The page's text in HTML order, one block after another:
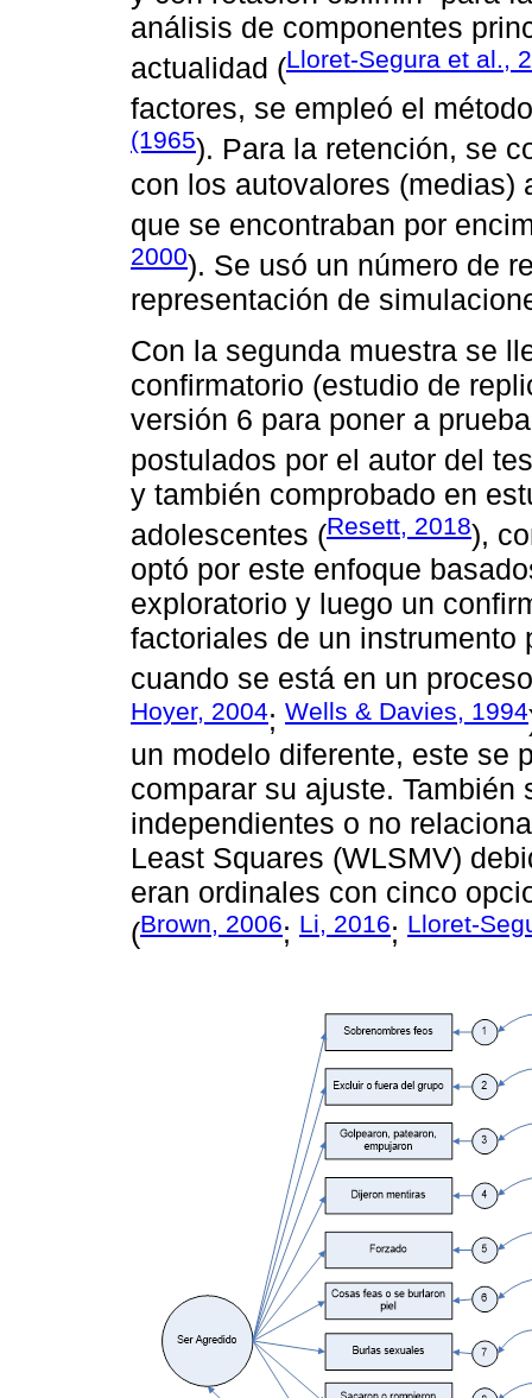
análisis de componentes
actualidad (Lloret-Segura et al.,
factores, se empleó el
(1965). Para la retención, se
con los autovalores (medias)
que se encontraban por
2000). Se usó un número de
representación de
Con la segunda muestra se
confirmatorio (estudio de
versión 6 para poner a
postulados por el autor del
y también comprobado en
adolescentes (Resett, 2018),
optó por este enfoque
exploratorio y luego un
factoriales de un instrumento
cuando se está en un
Hoyer, 2004; Wells & Davies, 1994
un modelo diferente, este se
comparar su ajuste.
independientes o no
Least Squares (WLSMV)
eran ordinales con cinco
(Brown, 2006; Li, 2016; Lloret-